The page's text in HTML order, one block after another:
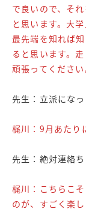
で良いので、そ
と思います。大
最先端を知れば
ると思います。
頑張ってください
先生：立派にな
梶川：9月あたり
先生：絶対連絡
梶川：こちらこ
のが、すごく楽